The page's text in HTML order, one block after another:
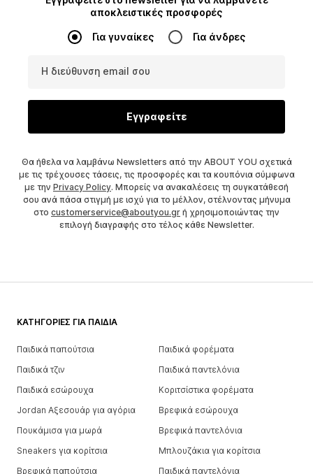
αποκλειστικές προσφορές
Για γυναίκες Για άνδρες
Η διεύθυνση email σου
Εγγραφείτε
Θα ήθελα να λαμβάνω Newsletters από την ABOUT YOU σχετικά
με τις τρέχουσες τάσεις, τις προσφορές και τα κουπόνια σύμφωνα
με την Privacy Policy. Μπορείς να ανακαλέσεις τη συγκατάθεσή
σου ανά πάσα στιγμή με ισχύ για το μέλλον, στέλνοντας μήνυμα
στο customerservice@aboutyou.gr ή χρησιμοποιώντας την
επιλογή διαγραφής στο τέλος κάθε Newsletter.
ΚΑΤΗΓΟΡΊΕΣ ΓΙΑ ΠΑΙΔΙΆ
Παιδικά παπούτσια
Παιδικά φορέματα
Παιδικά τζιν
Παιδικά παντελόνια
Παιδικά εσώρουχα
Κοριτσίστικα φορέματα
Jordan Αξεσουάρ για αγόρια
Βρεφικά εσώρουχα
Πουκάμισα για μωρά
Βρεφικά παντελόνια
Sneakers για κορίτσια
Μπλουζάκια για κορίτσια
Βρεφικά παπούτσια
Παιδικά παντελόνια